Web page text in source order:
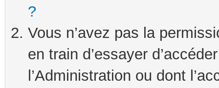
?
Vous n’avez pas la
en train d’essayer
l’Administration ou dont